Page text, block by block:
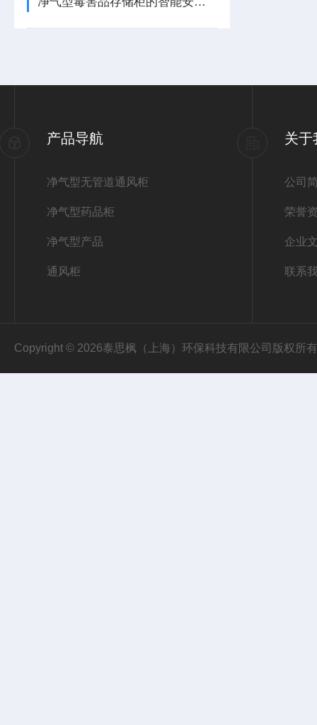
产品导航
净气型无管道通风柜
净气型药品柜
净气型产品
通风柜
关于
公司
荣誉
企业
联系
Copyright © 2026泰思枫（上海）环保科技有限公司版权